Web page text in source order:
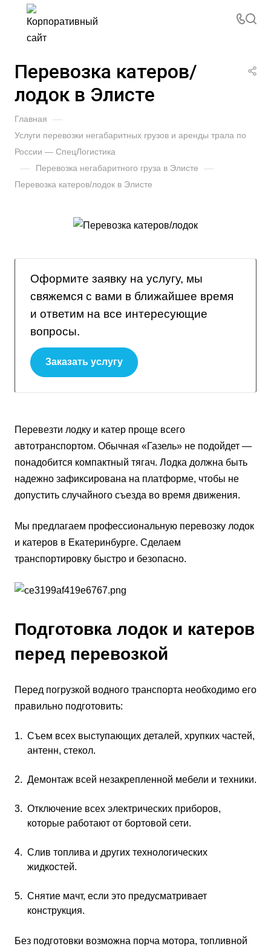
Перевозка катеров/
лодок в Элисте
Главная —
Услуги перевозки негабаритных грузов и аренды трала по
России — СпецЛогистика
— Перевозка негабаритного груза в Элисте —
Перевозка катеров/лодок в Элисте
Оформите заявку на услугу, мы
свяжемся с вами в ближайшее время
и ответим на все интересующие
вопросы.
Заказать услугу
Перевезти лодку и катер проще всего
автотранспортом. Обычная «Газель» не подойдет —
понадобится компактный тягач. Лодка должна быть
надежно зафиксирована на платформе, чтобы не
допустить случайного съезда во время движения.
Мы предлагаем профессиональную перевозку лодок
и катеров в Екатеринбурге. Сделаем
транспортировку быстро и безопасно.
Подготовка лодок и катеров
перед перевозкой
Перед погрузкой водного транспорта необходимо его
правильно подготовить:
Съем всех выступающих деталей, хрупких частей,
антенн, стекол.
Демонтаж всей незакрепленной мебели и техники.
Отключение всех электрических приборов,
которые работают от бортовой сети.
Слив топлива и других технологических
жидкостей.
Снятие мачт, если это предусматривает
конструкция.
Без подготовки возможна порча мотора, топливной